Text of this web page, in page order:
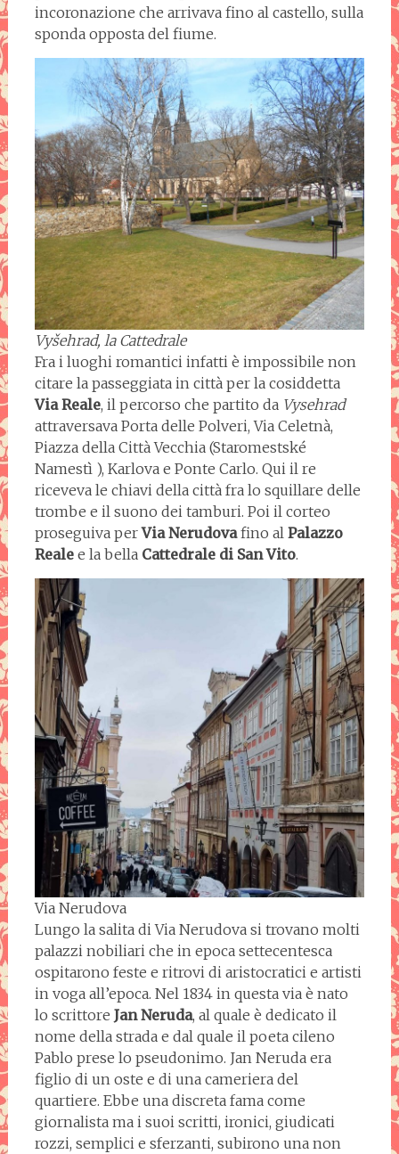
incoronazione che arrivava fino al castello, sulla
sponda opposta del fiume.
Vyšehrad, la Cattedrale
Fra i luoghi romantici infatti è impossibile non
citare la passeggiata in città per la cosiddetta
Via Reale, il percorso che partito da Vysehrad
attraversava Porta delle Polveri, Via Celetnà,
Piazza della Città Vecchia (Staromestské
Namestì ), Karlova e Ponte Carlo. Qui il re
riceveva le chiavi della città fra lo squillare delle
trombe e il suono dei tamburi. Poi il corteo
proseguiva perVia Nerudovafino al Palazzo
Realee la bella Cattedrale di San Vito.
Via Nerudova
Lungo la salita di Via Nerudova si trovano molti
palazzi nobiliari che in epoca settecentesca
ospitarono feste e ritrovi di aristocratici e artisti
in voga all’epoca. Nel 1834 in questa via è nato
lo scrittore Jan Neruda, al quale è dedicato il
nome della strada e dal quale il poeta cileno
Pablo prese lo pseudonimo. Jan Neruda era
figlio di un oste e di una cameriera del
quartiere. Ebbe una discreta fama come
giornalista ma i suoi scritti, ironici, giudicati
rozzi, semplici e sferzanti, subirono una non